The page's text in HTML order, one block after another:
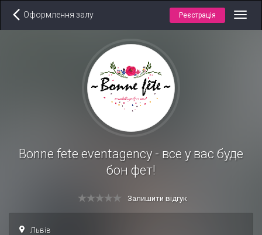
Оформлення залу Реєстрація
Bonne fete eventagency - все у вас буде
бон фет!
Залишити відгук
Львів